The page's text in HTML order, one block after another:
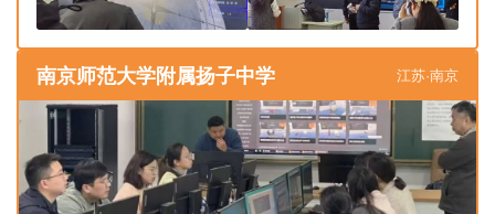
南京师范大学附属扬子中学 江苏·南京